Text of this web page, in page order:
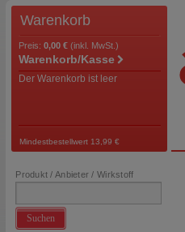
Warenkorb
Preis: 0,00 € (inkl. MwSt.)
Warenkorb/Kasse
Der Warenkorb ist leer
Mindestbestellwert 13,99 €
Produkt / Anbieter / Wirkstoff
Suchen